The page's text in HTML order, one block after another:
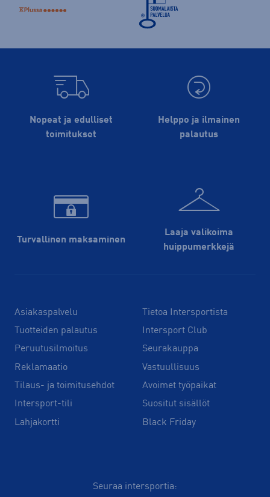
Nopeat ja edulliset
toimitukset
Helppo ja ilmainen
palautus
Turvallinen maksaminen
Laaja valikoima
huippu­merkkejä
Asiakaspalvelu
Tuotteiden palautus
Peruutusilmoitus
Reklamaatio
Tilaus- ja toimitusehdot
Intersport-tili
Lahjakortti
Tietoa Intersportista
Intersport Club
Seurakauppa
Vastuullisuus
Avoimet työpaikat
Suositut sisällöt
Black Friday
Seuraa intersportia: